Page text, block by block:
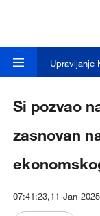
Upravljanje
Si pozvao
zasnovan
07:41:23,11-Jan-2025